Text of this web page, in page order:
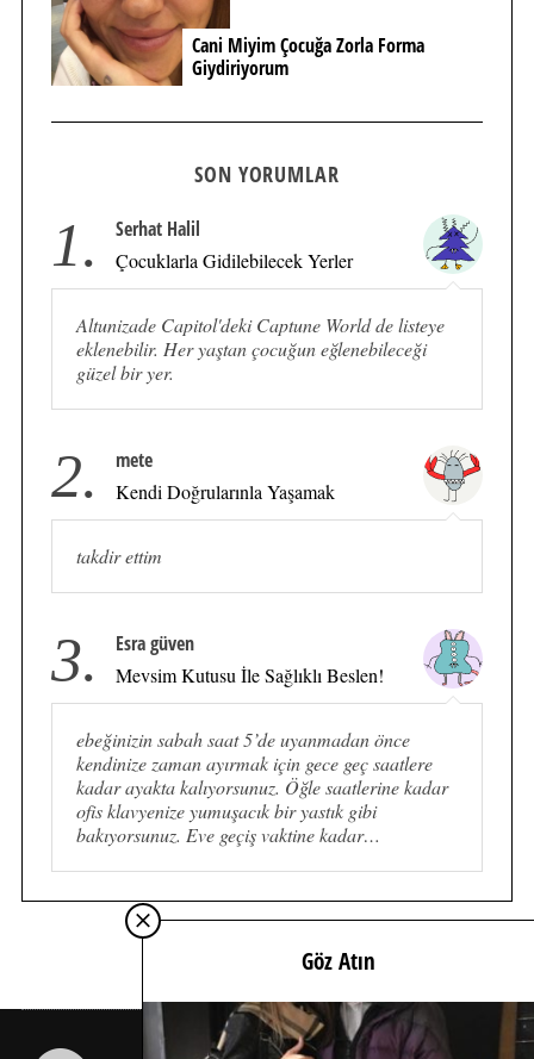
Cani Miyim Çocuğa Zorla Forma
Giydiriyorum
SON YORUMLAR
1. Serhat Halil
Çocuklarla Gidilebilecek Yerler
Altunizade Capitol'deki Captune World de listeye
eklenebilir. Her yaştan çocuğun eğlenebileceği
güzel bir yer.
2. mete
Kendi Doğrularınla Yaşamak
takdir ettim
3. Esra güven
Mevsim Kutusu İle Sağlıklı Beslen!
ebeğinizin sabah saat 5’de uyanmadan önce
kendinize zaman ayırmak için gece geç saatlere
kadar ayakta kalıyorsunuz. Öğle saatlerine kadar
ofis klavyenize yumuşacık bir yastık gibi
bakıyorsunuz. Eve geçiş vaktine kadar…
Göz Atın